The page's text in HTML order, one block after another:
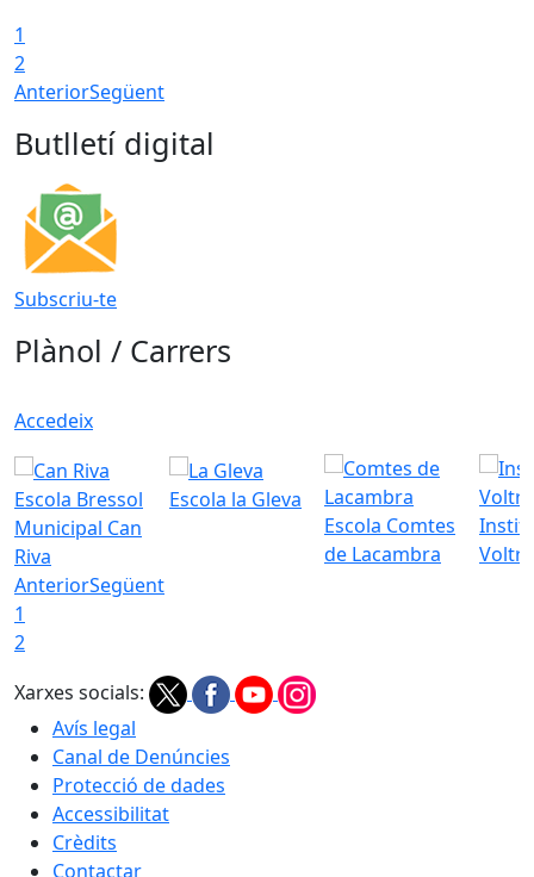
1
2
AnteriorSegüent
Butlletí digital
Subscriu-te
Plànol / Carrers
Accedeix
Escola Bressol
Municipal Can
Riva
Escola la Gleva
Escola Comtes
de Lacambra
AnteriorSegüent
1
2
Xarxes socials:
Avís legal
Canal de Denúncies
Protecció de dades
Accessibilitat
Crèdits
Contactar